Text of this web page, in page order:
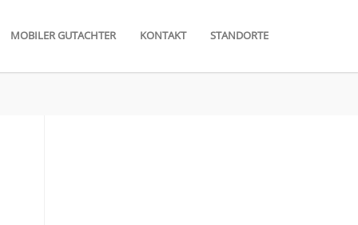
MOBILER GUTACHTER KONTAKT STANDORTE